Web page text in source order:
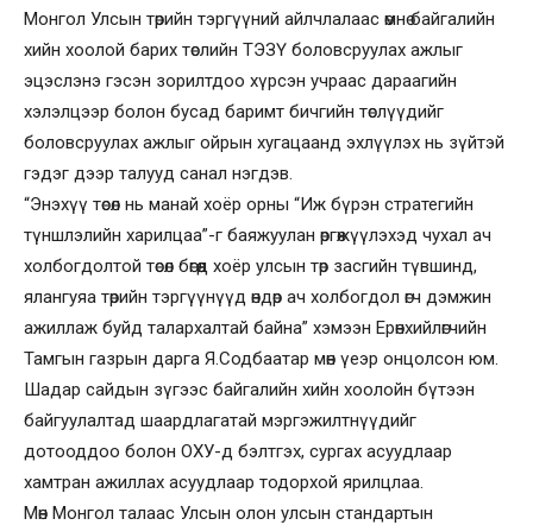
Монгол Улсын төрийн тэргүүний айлчлалаас өмнө байгалийн
хийн хоолой барих төслийн ТЭЗҮ боловсруулах ажлыг
эцэслэнэ гэсэн зорилтдоо хүрсэн учраас дараагийн
хэлэлцээр болон бусад баримт бичгийн төслүүдийг
боловсруулах ажлыг ойрын хугацаанд эхлүүлэх нь зүйтэй
гэдэг дээр талууд санал нэгдэв.
“Энэхүү төсөл нь манай хоёр орны “Иж бүрэн стратегийн
түншлэлийн харилцаа”-г баяжуулан өргөжүүлэхэд чухал ач
холбогдолтой төсөл бөгөөд хоёр улсын төр засгийн түвшинд,
ялангуяа төрийн тэргүүнүүд өндөр ач холбогдол өгч дэмжин
ажиллаж буйд талархалтай байна” хэмээн Ерөнхийлөгчийн
Тамгын газрын дарга Я.Содбаатар мөн үеэр онцолсон юм.
Шадар сайдын зүгээс байгалийн хийн хоолойн бүтээн
байгуулалтад шаардлагатай мэргэжилтнүүдийг
дотооддоо болон ОХУ-д бэлтгэх, сургах асуудлаар
хамтран ажиллах асуудлаар тодорхой ярилцлаа.
Мөн Монгол талаас Улсын олон улсын стандартын